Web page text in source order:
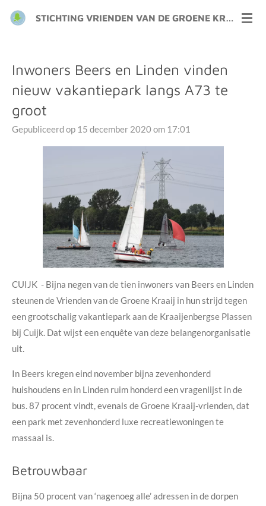
Ga
hoofdinhoud
STICHTING VRIENDEN VAN DE GROENE KRAAIJ
Inwoners Beers en Linden vinden
nieuw vakantiepark langs A73 te
groot
Gepubliceerd op 15 december 2020 om 17:01
CUIJK - Bijna negen van de tien inwoners van Beers en Linden
steunen de Vrienden van de Groene Kraaij in hun strijd tegen
een grootschalig vakantiepark aan de Kraaijenbergse Plassen
bij Cuijk. Dat wijst een enquête van deze belangenorganisatie
uit.
In Beers kregen eind november bijna zevenhonderd
huishoudens en in Linden ruim honderd een vragenlijst in de
bus. 87 procent vindt, evenals de Groene Kraaij-vrienden, dat
een park met zevenhonderd luxe recreatiewoningen te
massaal is.
Betrouwbaar
Bijna 50 procent van ‘nagenoeg alle’ adressen in de dorpen